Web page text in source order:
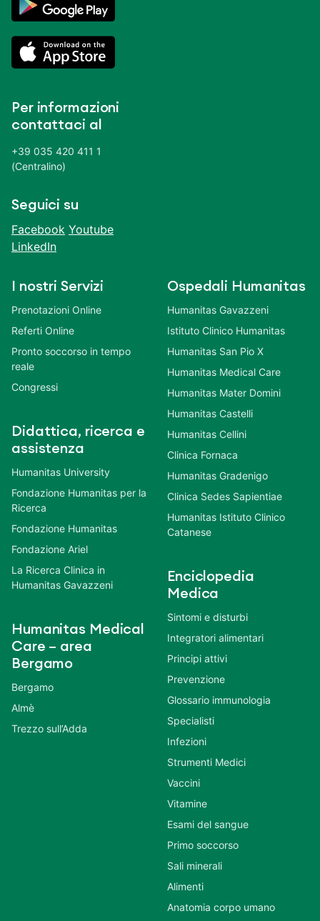
Per informazioni
contattaci al
+39 035 420 411 1
(Centralino)
Seguici su
Facebook Youtube
LinkedIn
I nostri Servizi
Prenotazioni Online
Referti Online
Pronto soccorso in tempo
reale
Congressi
Didattica, ricerca e
assistenza
Humanitas University
Fondazione Humanitas per la
Ricerca
Fondazione Humanitas
Fondazione Ariel
La Ricerca Clinica in
Humanitas Gavazzeni
Humanitas Medical
Care – area
Bergamo
Bergamo
Almè
Trezzo sull’Adda
Ospedali Humanitas
Humanitas Gavazzeni
Istituto Clinico Humanitas
Humanitas San Pio X
Humanitas Medical Care
Humanitas Mater Domini
Humanitas Castelli
Humanitas Cellini
Clinica Fornaca
Humanitas Gradenigo
Clinica Sedes Sapientiae
Humanitas Istituto Clinico
Catanese
Enciclopedia
Medica
Sintomi e disturbi
Integratori alimentari
Principi attivi
Prevenzione
Glossario immunologia
Specialisti
Infezioni
Strumenti Medici
Vaccini
Vitamine
Esami del sangue
Primo soccorso
Sali minerali
Alimenti
Anatomia corpo umano